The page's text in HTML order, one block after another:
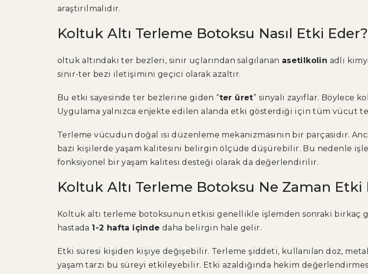
araştırılmalıdır.
Koltuk Altı Terleme Botoksu Nasıl Etki Eder?
oltuk altındaki ter bezleri, sinir uçlarından salgılanan asetilkolin adlı
sinir-ter bezi iletişimini geçici olarak azaltır.
Bu etki sayesinde ter bezlerine giden “ter üret” sinyali zayıflar. Böylece
Uygulama yalnızca enjekte edilen alanda etki gösterdiği için tüm vücut
Terleme vücudun doğal ısı düzenleme mekanizmasının bir parçasıdır.
bazı kişilerde yaşam kalitesini belirgin ölçüde düşürebilir. Bu nedenle
fonksiyonel bir yaşam kalitesi desteği olarak da değerlendirilir.
Koltuk Altı Terleme Botoksu Ne Zaman Etki
Koltuk altı terleme botoksunun etkisi genellikle işlemden sonraki birkaç
hastada 1-2 hafta içinde daha belirgin hale gelir.
Etki süresi kişiden kişiye değişebilir. Terleme şiddeti, kullanılan doz,
yaşam tarzı bu süreyi etkileyebilir. Etki azaldığında hekim